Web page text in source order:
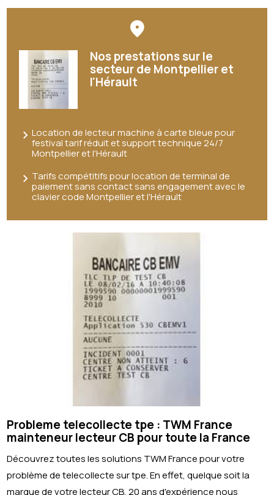
Nos prestations sur le
secteur de Montpellier et
l'Hérault
Location de lecteur machine à carte bleue pour
festival tarif réduit et support technique 24/7
Montpellier et l'Hérault
Tarifs compétitifs pour location de terminal de
paiement sans contact sans engagement avec le
clavier code Montpellier et l'Hérault
Probleme telecollecte tpe : TWM France
mainteneur lecteur CB pour toute la France
Découvrez toutes les solutions TWM France pour votre
problème de telecollecte sur tpe. En effet, quelque soit la
marque de votre lecteur CB, 20 ans d'expérience nous